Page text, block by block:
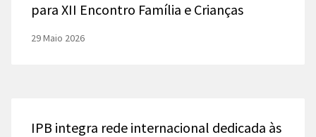
para XII Encontro Família e Crianças
29 Maio 2026
IPB integra rede internacional dedicada às